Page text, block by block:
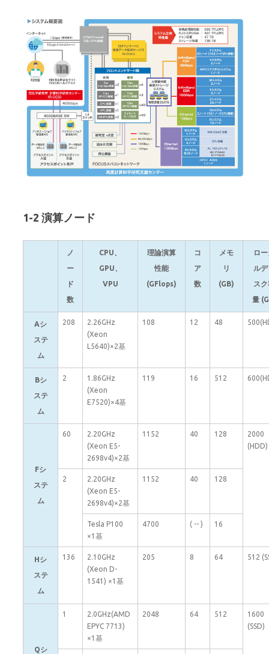
1-2 演算ノード
ノ
ー
ド
数
CPU、
GPU、
VPU
理論演算
性能
(GFlops)
コ
ア
数
メモ
リ
(GB)
ロ
ル
ス
量
Aシ
ステ
ム
208
2.26GHz
(Xeon
L5640)×2基
108 12 48
Bシ
ステ
ム
2
1.86GHz
(Xeon
E7520)×4基
119 16 512
Fシ
ステ
ム
60
2.20GHz
(Xeon E5-
2698v4)×2基
1152 40 128
2000
(HDD)
2
2.20GHz
(Xeon E5-
2698v4)×2基
1152 40 128
Tesla P100
×1基
4700 ( -- ) 16
Hシ
ステ
ム
136
2.10GHz
(Xeon D-
1541) ×1基
205 8 64 512
Qシ
1
2.0GHz(AMD
EPYC 7713)
×1基
2048 64 512
1600
(SSD)